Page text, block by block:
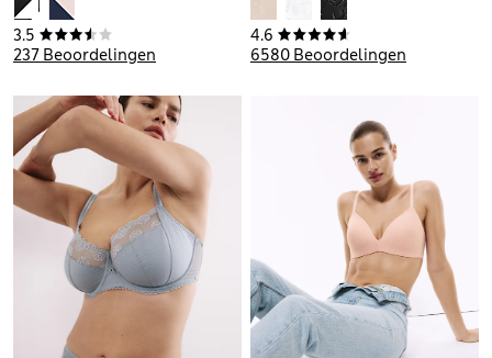
3.5
237 Beoordelingen
cupmaten B-G
4.6
6580 Beoordelingen
met hele cup voor
cupmaten B-G